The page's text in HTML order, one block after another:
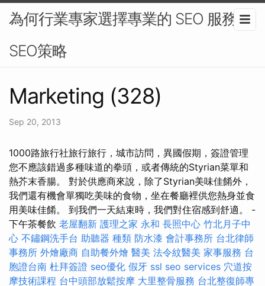
為何行業專家選擇專業的 SEO 服務 -
SEO策略
Marketing (328)
Sep 20, 2013
1000路旅行社旅行旅行，城市訪問，異國假期，簽證管理
您不應該錯過多種味道的拳頭，或者傳統的Styrian菜單和
熱芥末香腸。 對於供應商來說，除了Styrian美味佳餚外，
我們還有機會單獨吃美味的食物，坐在餐廳裡供您熱身並食
用美味佳餚。 到我們一天結束時，我們對住宿感到舒適。 -
下午茶餐飲 老屋翻新 護理之家 永和 長照中心 竹北月子中
心 不鏽鋼洗手台 助聽器 種類 防水漆 會計事務所 台北律師
事務所 外燴廠商 自助餐外燴 醫美 法令紋醫美 家事服務 台
胞證台南 杜拜簽證 seo優化 假牙 ssl seo services 穴道按
摩技術課程 台中頭部放鬆按摩 大里整骨服務 台北整復師專